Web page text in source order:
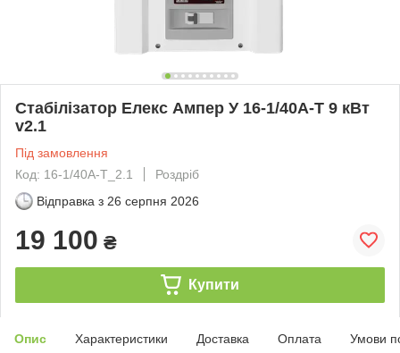
Стабілізатор Елекс Ампер У 16-1/40А-Т 9 кВт
v2.1
Під замовлення
Код: 16-1/40А-Т_2.1
Роздріб
Відправка з 26 серпня 2026
19 100 ₴
Купити
Опис Характеристики Доставка Оплата Умови